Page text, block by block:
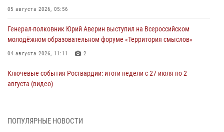
05 августа 2026, 05:56
Генерал-полковник Юрий Аверин выступил на Всероссийском
молодёжном образовательном форуме «Территория смыслов»
04 августа 2026, 11:11 2
Ключевые события Росгвардии: итоги недели с 27 июля по 2
августа (видео)
Сотрудник Росгвардии из Югры спас ребёнка от нападения дикой
ПОПУЛЯРНЫЕ НОВОСТИ